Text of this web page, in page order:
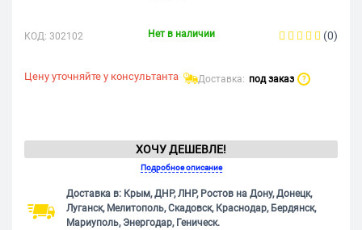
КОД: 302102 Нет в наличии (0)
Цену уточняйте у консультанта Доставка: под заказ ?
ХОЧУ ДЕШЕВЛЕ!
Подробное описание
Доставка в: Крым, ДНР, ЛНР, Ростов на Дону, Донецк,
Луганск, Мелитополь, Скадовск, Краснодар, Бердянск,
Мариуполь, Энергодар, Геническ.